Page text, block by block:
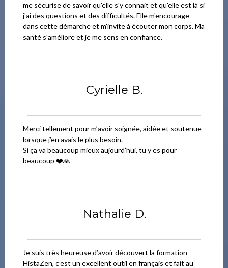
me sécurise de savoir qu'elle s'y connait et qu'elle est là si
j'ai des questions et des difficultés. Elle m'encourage
dans cette démarche et m'invite à écouter mon corps. Ma
santé s'améliore et je me sens en confiance.
Cyrielle B.
Merci tellement pour m’avoir soignée, aidée et soutenue
lorsque j’en avais le plus besoin.
Si ça va beaucoup mieux aujourd’hui, tu y es pour
beaucoup ❤️🙏
Nathalie D.
Je suis très heureuse d’avoir découvert la formation
HistaZen, c’est un excellent outil en français et fait au